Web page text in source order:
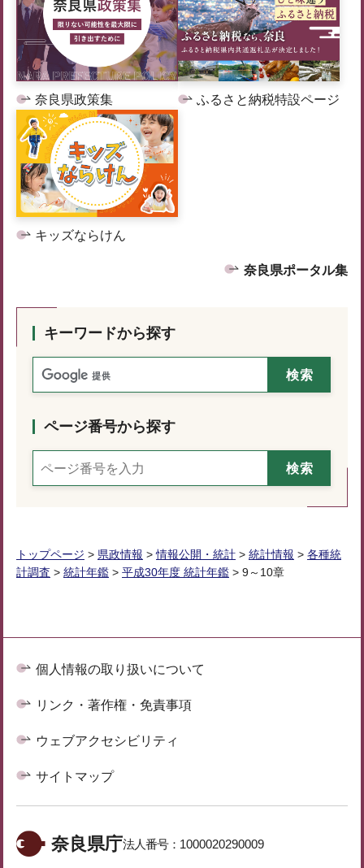
奈良県政策集 ふるさと納税特設ページ
キッズならけん
奈良県ポータル集
キーワードから探す
ページ番号から探す
トップページ > 県政情報 >情報公開・統計 > 統計情報 > 各種統
計調査 > 統計年鑑 > 平成30年度 統計年鑑 > 9～10章
個人情報の取り扱いについて
リンク・著作権・免責事項
ウェブアクセシビリティ
サイトマップ
奈良県庁法人番号： 1000020290009